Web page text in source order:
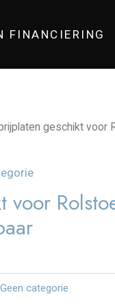
FINANCIERING
geschikt voor
voor
Geen categorie